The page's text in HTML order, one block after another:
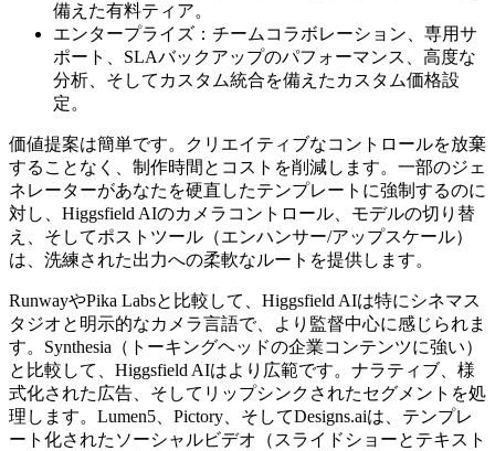
備えた有料ティア。
エンタープライズ：チームコラボレーション、専用サ
ポート、SLAバックアップのパフォーマンス、高度な
分析、そしてカスタム統合を備えたカスタム価格設
定。
価値提案は簡単です。クリエイティブなコントロールを放棄
することなく、制作時間とコストを削減します。一部のジェ
ネレーターがあなたを硬直したテンプレートに強制するのに
対し、Higgsfield AIのカメラコントロール、モデルの切り替
え、そしてポストツール（エンハンサー/アップスケール）
は、洗練された出力への柔軟なルートを提供します。
RunwayやPika Labsと比較して、Higgsfield AIは特にシネマス
タジオと明示的なカメラ言語で、より監督中心に感じられま
す。Synthesia（トーキングヘッドの企業コンテンツに強い）
と比較して、Higgsfield AIはより広範です。ナラティブ、様
式化された広告、そしてリップシンクされたセグメントを処
理します。Lumen5、Pictory、そしてDesigns.aiは、テンプレ
ート化されたソーシャルビデオ（スライドショーとテキスト